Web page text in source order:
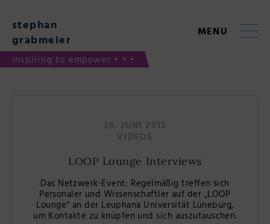
content
stephan
grabmeier
inspiring to empower • • •
MENU
26. JUNI 2015
VIDEOS
LOOP Lounge Interviews
Das Netzwerk-Event: Regelmäßig treffen sich
Personaler und Wissenschaftler auf der „LOOP
Lounge“ an der Leuphana Universität Lüneburg,
um Kontakte zu knüpfen und sich auszutauschen.